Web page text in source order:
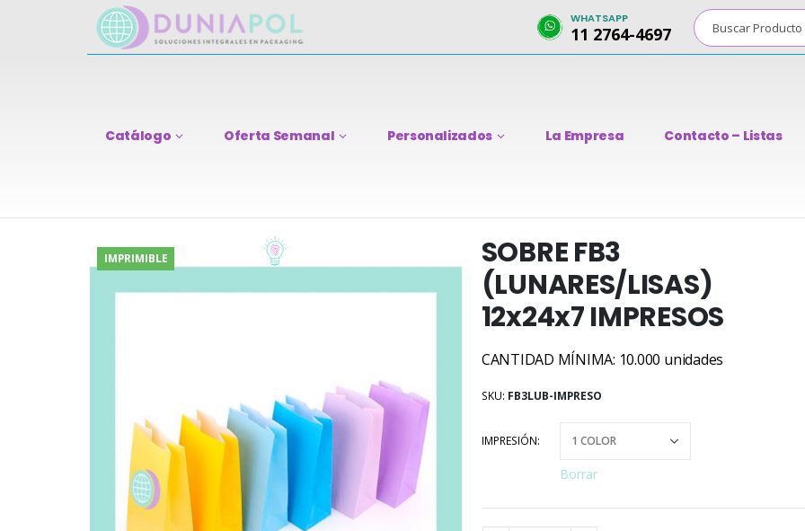
WHATSAPP
11 2764-4697
Catálogo Oferta Semanal Personalizados La Empresa Contacto – Listas
IMPRIMIBLE
SOBRE FB3
(LUNARES/LISAS)
12x24x7 IMPRESOS
CANTIDAD MÍNIMA: 10.000 unidades
SKU: FB3LUB-IMPRESO
IMPRESIÓN
Borrar